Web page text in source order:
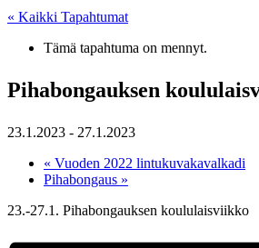
« Kaikki Tapahtumat
Tämä tapahtuma on mennyt.
Pihabongauksen
23.1.2023 - 27.1.2023
« Vuoden 2022 lintukuvakavalkadi
Pihabongaus »
23.-27.1. Pihabongauksen koululaisviikko